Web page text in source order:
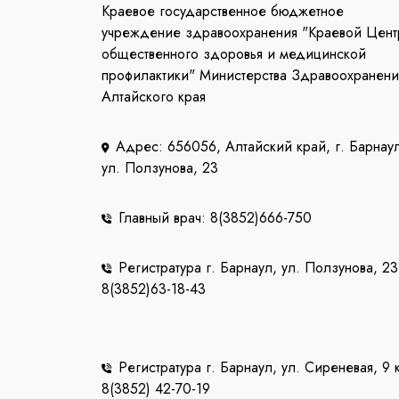
Краевое государственное бюджетное
учреждение здравоохранения "Краевой
общественного здоровья и медицинской
профилактики" Министерства
Алтайского края
Адрес: 656056, Алтайский край, г.
ул. Ползунова, 23
Главный врач: 8(3852)666-750
Регистратура г. Барнаул, ул. Ползунова,
8(3852)63-18-43
Регистратура г. Барнаул, ул. Сиреневая, 9
8(3852) 42-70-19